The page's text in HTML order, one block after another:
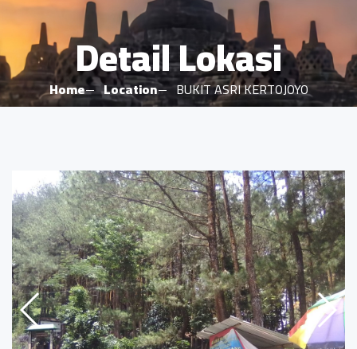
Detail Lokasi
Home Location BUKIT ASRI KERTOJOYO